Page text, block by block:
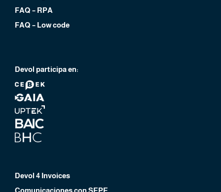
FAQ – RPA
FAQ – Low code
Devol participa en:
Devol 4 Invoices
Comunicaciones con SEPE